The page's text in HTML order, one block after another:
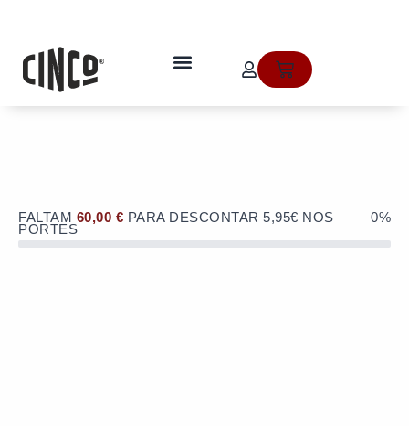
de 5,95€ numa compra superior a
60€!
Cart
FALTAM 60,00 € PARA DESCONTAR 5,95€ NOS
PORTES
0%